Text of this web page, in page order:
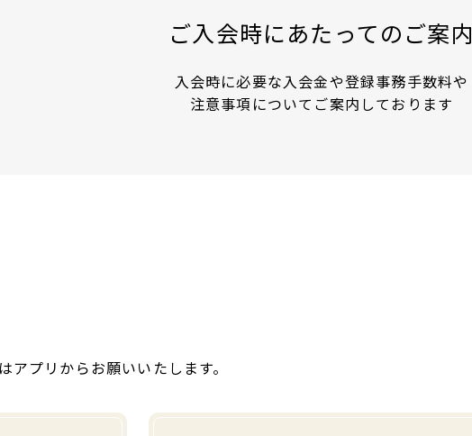
入会時には以下の料金が必要です
ご入会時にあたってのご案内
入会時に必要な入会金や登録事務手数料や
注意事項についてご案内しております
プリからお願いいたします。